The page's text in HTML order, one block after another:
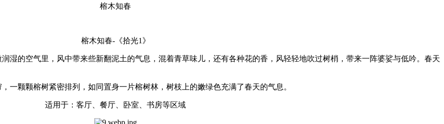
榕木知春
榕木知春-《拾光1》
湿的空气里，风中带来些新翻泥土的气息，混着青草味儿，还有各种花的香，风轻轻地吹过树梢，带来一阵婆娑与低吟。春天
一颗颗榕树紧密排列，如同置身一片榕树林，树枝上的嫩绿色充满了春天的气息。
适用于：客厅、餐厅、卧室、书房等区域